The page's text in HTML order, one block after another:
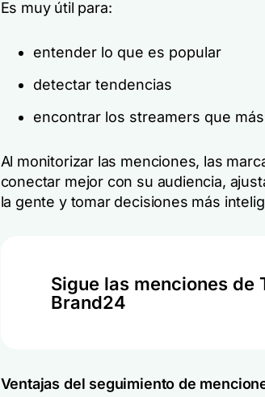
Es muy útil para:
entender lo que es popular
detectar tendencias
encontrar los streamers que
Al monitorizar las menciones, las
conectar mejor con su audiencia,
la gente y tomar decisiones más
Sigue las menciones de
Brand24
Ventajas del seguimiento de